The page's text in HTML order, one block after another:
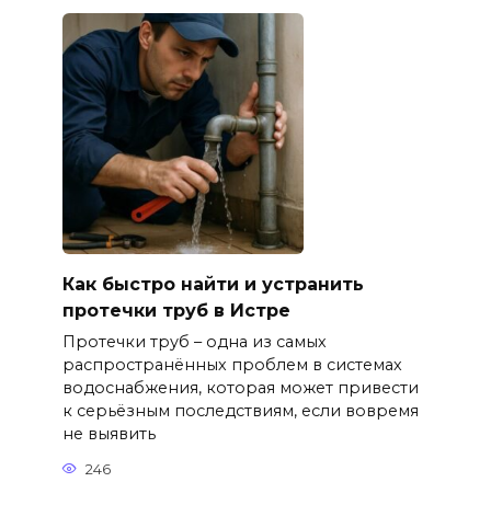
Как быстро найти и устранить
протечки труб в Истре
Протечки труб – одна из самых
распространённых проблем в системах
водоснабжения, которая может привести
к серьёзным последствиям, если вовремя
не выявить
246